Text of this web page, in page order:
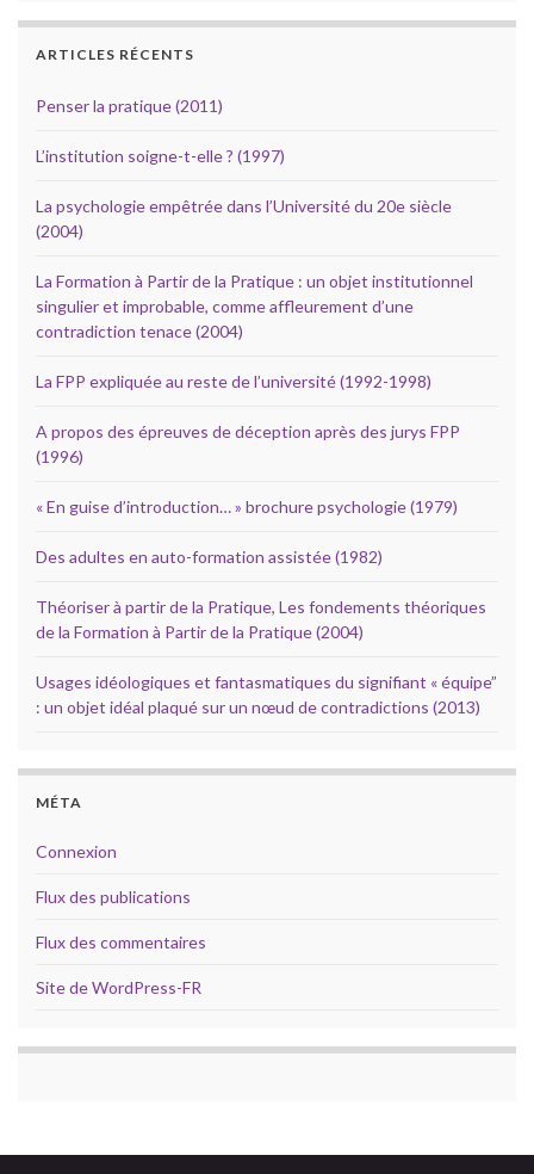
ARTICLES RÉCENTS
Penser la pratique (2011)
L’institution soigne-t-elle ? (1997)
La psychologie empêtrée dans l’Université du 20e siècle
(2004)
La Formation à Partir de la Pratique : un objet institutionnel
singulier et improbable, comme affleurement d’une
contradiction tenace (2004)
La FPP expliquée au reste de l’université (1992-1998)
A propos des épreuves de déception après des jurys FPP
(1996)
« En guise d’introduction… » brochure psychologie (1979)
Des adultes en auto-formation assistée (1982)
Théoriser à partir de la Pratique, Les fondements théoriques
de la Formation à Partir de la Pratique (2004)
Usages idéologiques et fantasmatiques du signifiant « équipe”
: un objet idéal plaqué sur un nœud de contradictions (2013)
MÉTA
Connexion
Flux des publications
Flux des commentaires
Site de WordPress-FR